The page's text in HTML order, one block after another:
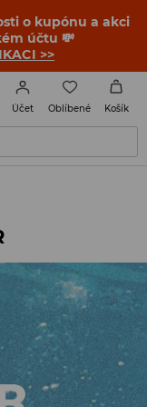
o kupónu a akci
účtu 💸
>>
Účet Oblíbené Košík